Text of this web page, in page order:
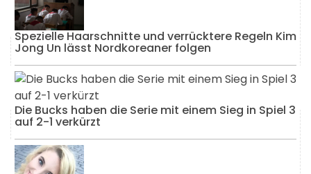
Spezielle Haarschnitte und verrücktere Regeln Kim
Jong Un lässt Nordkoreaner folgen
Die Bucks haben die Serie mit einem Sieg in Spiel 3
auf 2-1 verkürzt